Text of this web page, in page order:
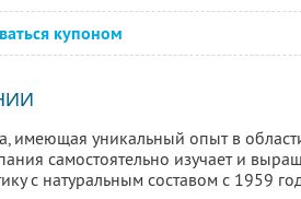
купоном
имеющая уникальный опыт в
самостоятельно изучает и
с натуральным составом с 1959